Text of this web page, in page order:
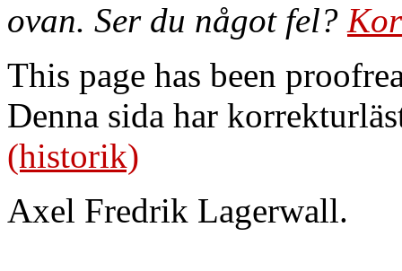
ovan. Ser du något fel?
This page has been
Denna sida har
(historik)
Axel Fredrik Lagerwall.